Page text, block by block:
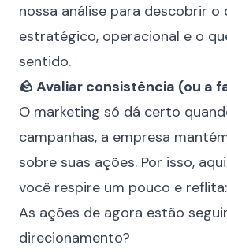
nossa análise para descobrir o
estratégico, operacional e o
sentido.
🪨 Avaliar consistência (ou a
O marketing só dá certo
campanhas, a empresa
sobre suas ações. Por isso,
você respire um pouco e reflita:
As ações de agora estão
direcionamento?